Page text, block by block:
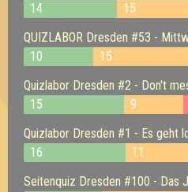
14
15
QUIZLABOR Dresden #53 -
10
15
Quizlabor Dresden #2 - Don't
15
9
Quizlabor Dresden #1 - Es geht
16
11
Seitenquiz Dresden #100 - Das